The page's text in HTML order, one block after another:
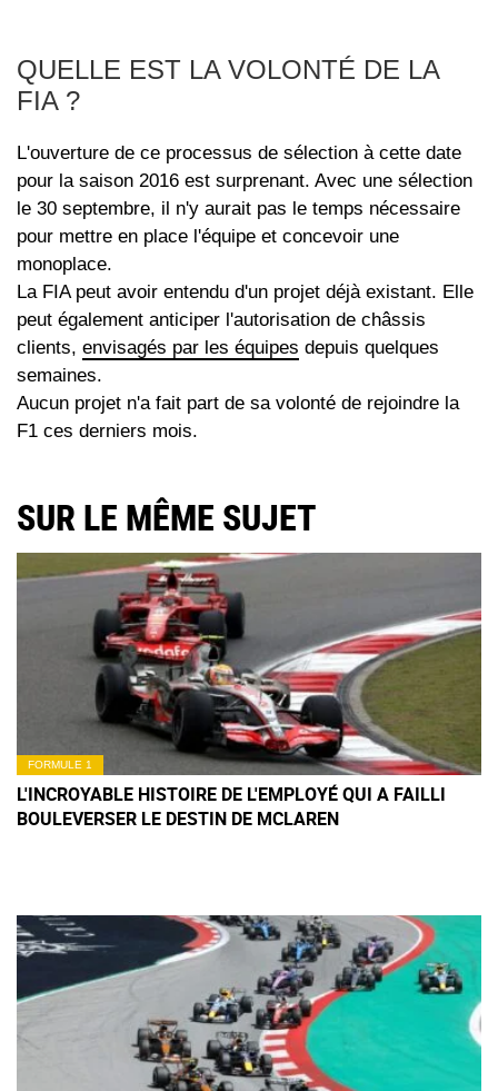
QUELLE EST LA VOLONTÉ DE LA
FIA ?
L'ouverture de ce processus de sélection à cette date
pour la saison 2016 est surprenant. Avec une sélection
le 30 septembre, il n'y aurait pas le temps nécessaire
pour mettre en place l'équipe et concevoir une
monoplace.
La FIA peut avoir entendu d'un projet déjà existant. Elle
peut également anticiper l'autorisation de châssis
clients, envisagés par les équipes depuis quelques
semaines.
Aucun projet n'a fait part de sa volonté de rejoindre la
F1 ces derniers mois.
SUR LE MÊME SUJET
FORMULE 1
L'INCROYABLE HISTOIRE DE L'EMPLOYÉ QUI A FAILLI
BOULEVERSER LE DESTIN DE MCLAREN